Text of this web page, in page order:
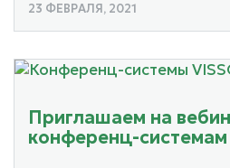
23 ФЕВРАЛЯ, 2021
Приглашаем на
конференц-системам